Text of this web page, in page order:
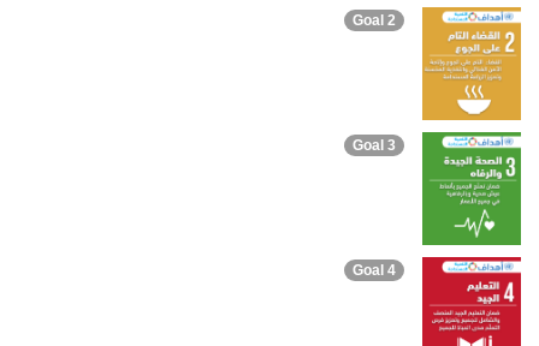
Goal 2
Goal 3
Goal 4